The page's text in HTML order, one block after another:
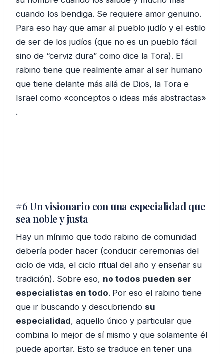
cuando los bendiga. Se requiere amor genuino.
Para eso hay que amar al pueblo judío y el estilo
de ser de los judíos (que no es un pueblo fácil
sino de “cerviz dura” como dice la Tora). El
rabino tiene que realmente amar al ser humano
que tiene delante más allá de Dios, la Tora e
Israel como «conceptos o ideas más abstractas»
.
#6 Un visionario con una especialidad que
sea noble y justa
Hay un mínimo que todo rabino de comunidad
debería poder hacer (conducir ceremonias del
ciclo de vida, el ciclo ritual del año y enseñar su
tradición). Sobre eso, no todos pueden ser
especialistas en todo. Por eso el rabino tiene
que ir buscando y descubriendo su
especialidad, aquello único y particular que
combina lo mejor de sí mismo y que solamente él
puede aportar. Esto se traduce en tener una